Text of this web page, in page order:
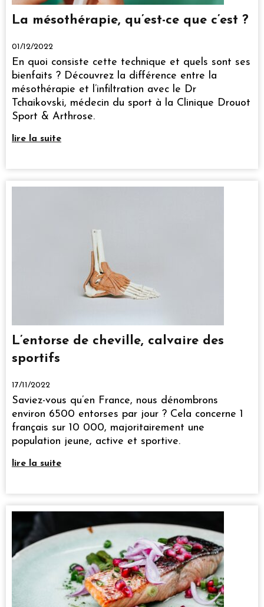
La mésothérapie, qu’est-ce que c’est ?
01/12/2022
En quoi consiste cette technique et quels sont ses
bienfaits ? Découvrez la différence entre la
mésothérapie et l’infiltration avec le Dr
Tchaikovski, médecin du sport à la Clinique Drouot
Sport & Arthrose.
lire la suite
L’entorse de cheville, calvaire des
sportifs
17/11/2022
Saviez-vous qu’en France, nous dénombrons
environ 6500 entorses par jour ? Cela concerne 1
français sur 10 000, majoritairement une
population jeune, active et sportive.
lire la suite